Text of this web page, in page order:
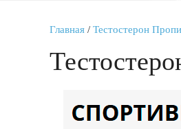
Главная / Тестостерон